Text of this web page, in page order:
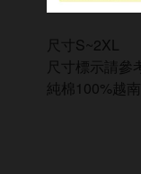
尺寸S~2XL
尺寸標示請參
純棉100%越